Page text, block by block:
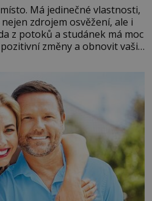
Má jedinečné vlastnosti,
zdrojem osvěžení, ale i
z potoků a studánek má moc
změny a obnovit vaši
a přinést do svého života